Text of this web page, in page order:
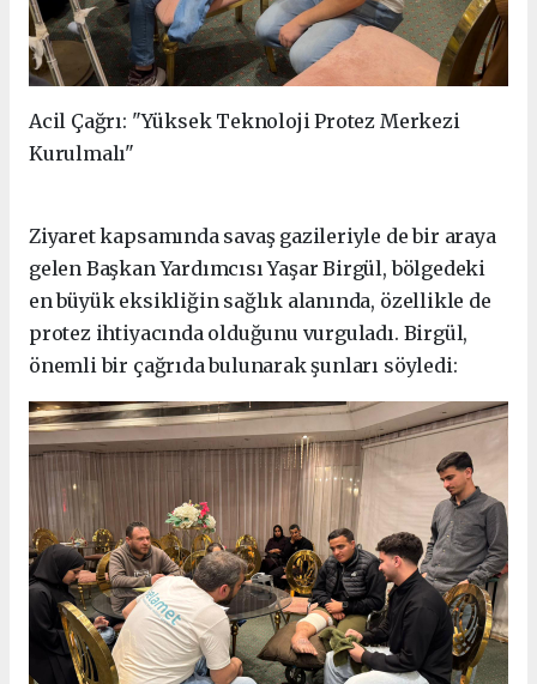
Acil Çağrı: "Yüksek Teknoloji Protez Merkezi
Kurulmalı"
Ziyaret kapsamında savaş gazileriyle de bir araya
gelen Başkan Yardımcısı Yaşar Birgül, bölgedeki
en büyük eksikliğin sağlık alanında, özellikle de
protez ihtiyacında olduğunu vurguladı. Birgül,
önemli bir çağrıda bulunarak şunları söyledi: